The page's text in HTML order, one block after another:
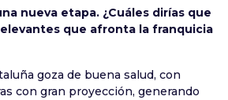
nueva etapa. ¿Cuáles dirías que
que afronta la franquicia
goza de buena salud, con
con gran proyección, generando